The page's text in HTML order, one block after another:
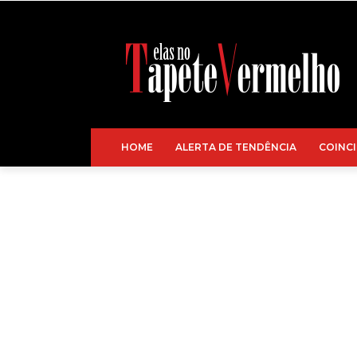
HOME ALERTA DE TENDÊNCIA